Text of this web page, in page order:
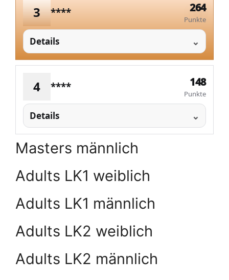
3 **** 264
Punkte
Details
4 **** 148
Punkte
Details
Masters männlich
Adults LK1 weiblich
Adults LK1 männlich
Adults LK2 weiblich
Adults LK2 männlich